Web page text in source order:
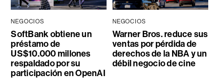
NEGOCIOS
SoftBank obtiene un
préstamo de
US$10.000 millones
respaldado por su
participación en OpenAI
NEGOCIOS
Warner Bros. reduce sus
ventas por pérdida de
derechos de la NBA y un
débil negocio de cine